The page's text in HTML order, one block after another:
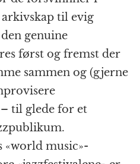
til evig
genuine
først og fremst der
sammen og (gjerne
til glede for et
«world music»-